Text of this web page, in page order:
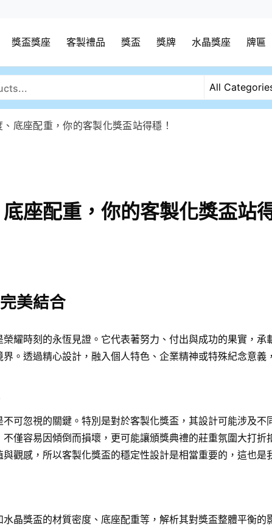
獎盃獎座 客製禮品 獎盃 獎牌 水晶獎座 牌匾
底座配重，你的客製化獎盃站得穩！
座配重，你的客製化獎盃站
美結合
耀時刻的永恆見證。它代表著努力、付出與成功的果實，承
。透過精心設計，融入個人特色、企業精神或特殊紀念意義
可忽視的關鍵。特別是對於客製化獎盃，其設計可能涉及不
僅容易因傾倒而損壞，更可能讓頒獎典禮的莊重氛圍大打折
觀感，所以客製化獎盃的穩定性設計是相當重要的，這也是
水晶獎盃的材質密度、底座配重等，解析其對獎盃整體平衡的